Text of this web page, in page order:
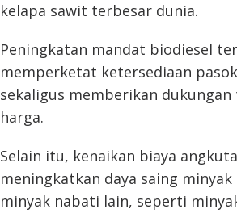
kelapa sawit terbesar dunia.
Peningkatan mandat biodiesel
memperketat ketersediaan
sekaligus memberikan
harga.
Selain itu, kenaikan biaya
meningkatkan daya saing
minyak nabati lain, seperti